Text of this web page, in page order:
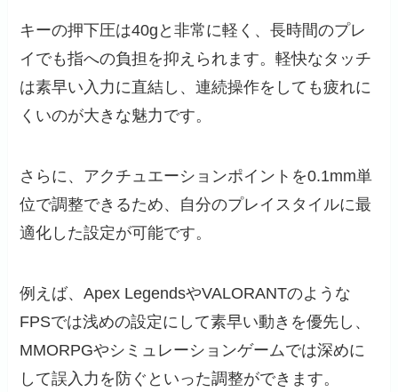
キーの押下圧は40gと非常に軽く、長時間のプレ
イでも指への負担を抑えられます。軽快なタッチ
は素早い入力に直結し、連続操作をしても疲れに
くいのが大きな魅力です。
さらに、アクチュエーションポイントを0.1mm単
位で調整できるため、自分のプレイスタイルに最
適化した設定が可能です。
例えば、Apex LegendsやVALORANTのような
FPSでは浅めの設定にして素早い動きを優先し、
MMORPGやシミュレーションゲームでは深めに
して誤入力を防ぐといった調整ができます。